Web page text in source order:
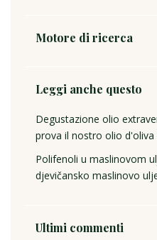
Motore di ricerca
Leggi anche questo
Degustazione olio
prova il nostro olio d'oliva
Polifenoli u maslinovom
djevičansko maslinovo
Ultimi commenti